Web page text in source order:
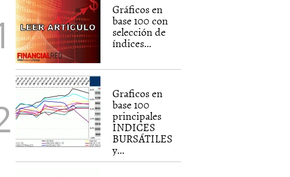
Gráficos en
base 100 con
selección de
índices...
Graficos en
base 100
principales
INDICES
BURSÁTILES
y...